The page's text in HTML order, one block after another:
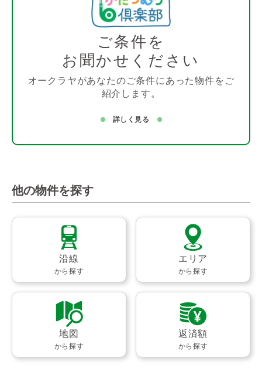
ご条件を
お聞かせください
オークラヤがあなたのご条件にあった物件をご
紹介します。
詳しく見る
他の物件を探す
沿線
から探す
エリア
から探す
地図
から探す
返済額
から探す